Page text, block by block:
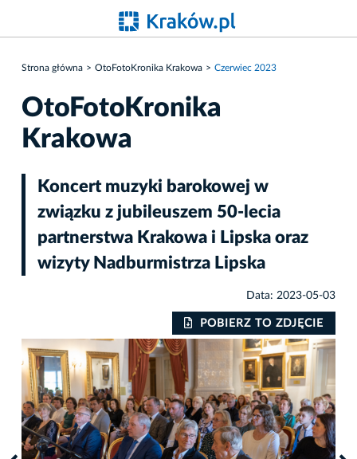
Strona główna OtoFotoKronika Krakowa Czerwiec 2023
OtoFotoKronika
Krakowa
Koncert muzyki barokowej w
związku z jubileuszem 50-lecia
partnerstwa Krakowa i Lipska oraz
wizyty Nadburmistrza Lipska
Data: 2023-05-03
POBIERZ TO ZDJĘCIE